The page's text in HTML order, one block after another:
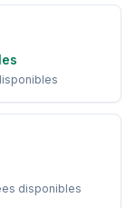
disponibles